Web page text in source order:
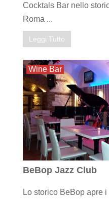
Cocktals Bar nello
Roma ...
Leggi Tutto
Wine Bar
BeBop Jazz Club
Lo storico BeBop apre